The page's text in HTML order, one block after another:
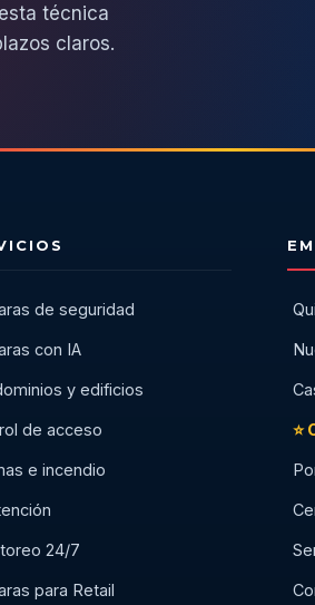
técnica
claros.
de seguridad
con IA
y edificios
de acceso
e incendio
24/7
para Retail
⭐